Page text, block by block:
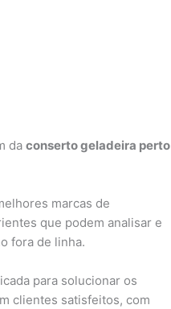
daconserto geladeira perto
marcas de
que podem analisar e
fora de linha.
para solucionar os
clientes satisfeitos, com